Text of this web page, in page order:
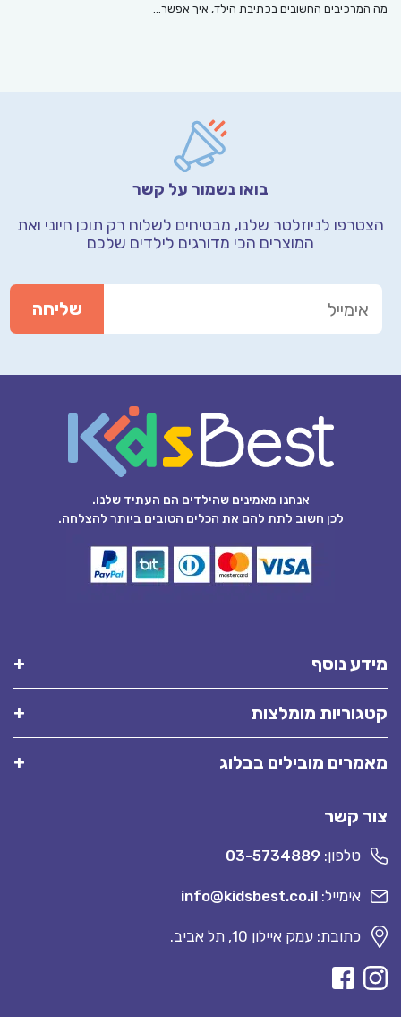
מה המרכיבים החשובים בכתיבת הילד, איך אפשר…
בואו נשמור על קשר
הצטרפו לניוזלטר שלנו, מבטיחים לשלוח רק תוכן חיוני ואת
המוצרים הכי מדורגים לילדים שלכם
אנחנו מאמינים שהילדים הם העתיד שלנו.
לכן חשוב לתת להם את הכלים הטובים ביותר להצלחה.
מידע נוסף
קטגוריות מומלצות
מאמרים מובילים בבלוג
צור קשר
טלפון: 03-5734889
אימייל: info@kidsbest.co.il
כתובת: עמק איילון 10, תל אביב.